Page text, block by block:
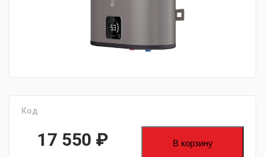
Код
17 550 ₽ В корзину